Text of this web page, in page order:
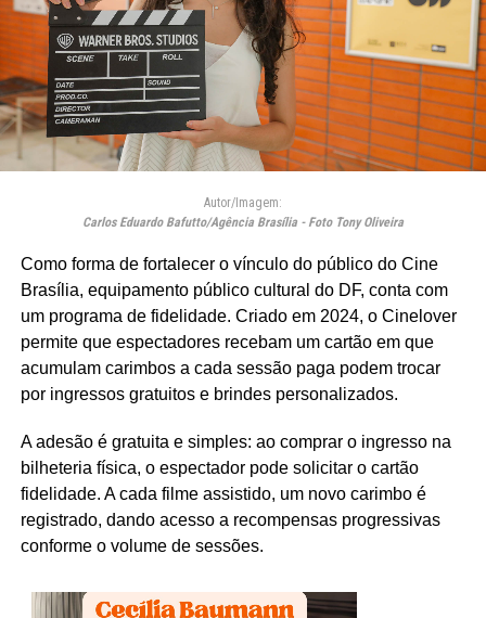
Autor/Imagem:
Carlos Eduardo Bafutto/Agência Brasília - Foto Tony Oliveira
Como forma de fortalecer o vínculo do público do Cine
Brasília, equipamento público cultural do DF, conta com
um programa de fidelidade. Criado em 2024, o Cinelover
permite que espectadores recebam um cartão em que
acumulam carimbos a cada sessão paga podem trocar
por ingressos gratuitos e brindes personalizados.
A adesão é gratuita e simples: ao comprar o ingresso na
bilheteria física, o espectador pode solicitar o cartão
fidelidade. A cada filme assistido, um novo carimbo é
registrado, dando acesso a recompensas progressivas
conforme o volume de sessões.